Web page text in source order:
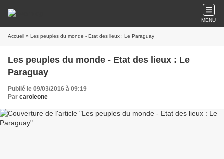
MENU
Accueil » Les peuples du monde - Etat des lieux : Le Paraguay
Les peuples du monde - Etat des lieux : Le
Paraguay
Publié le 09/03/2016 à 09:19
Par caroleone